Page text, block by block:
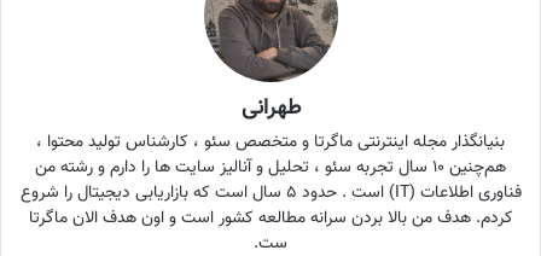
طهرانی
بنیانگذار مجله اینترنتی ماگرتا و متخصص سئو ، کارشناس تولید محتوا ،
هم‌چنین ۱۰ سال تجربه سئو ، تحلیل و آنالیز سایت ها را دارم و رشته من
فناوری اطلاعات (IT) است . حدود ۵ سال است که بازاریابی دیجیتال را شروع
کردم. هدف من بالا بردن سرانه مطالعه کشور است و اون هدف الان ماگرتا
ست.